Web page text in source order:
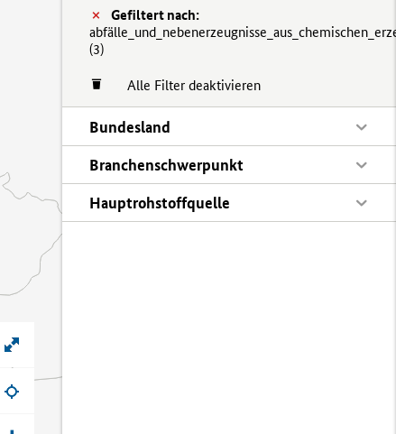
Gefiltert nach:
(3)
Alle Filter deaktivieren
Bundesland
Branchenschwerpunkt
Hauptrohstoffquelle